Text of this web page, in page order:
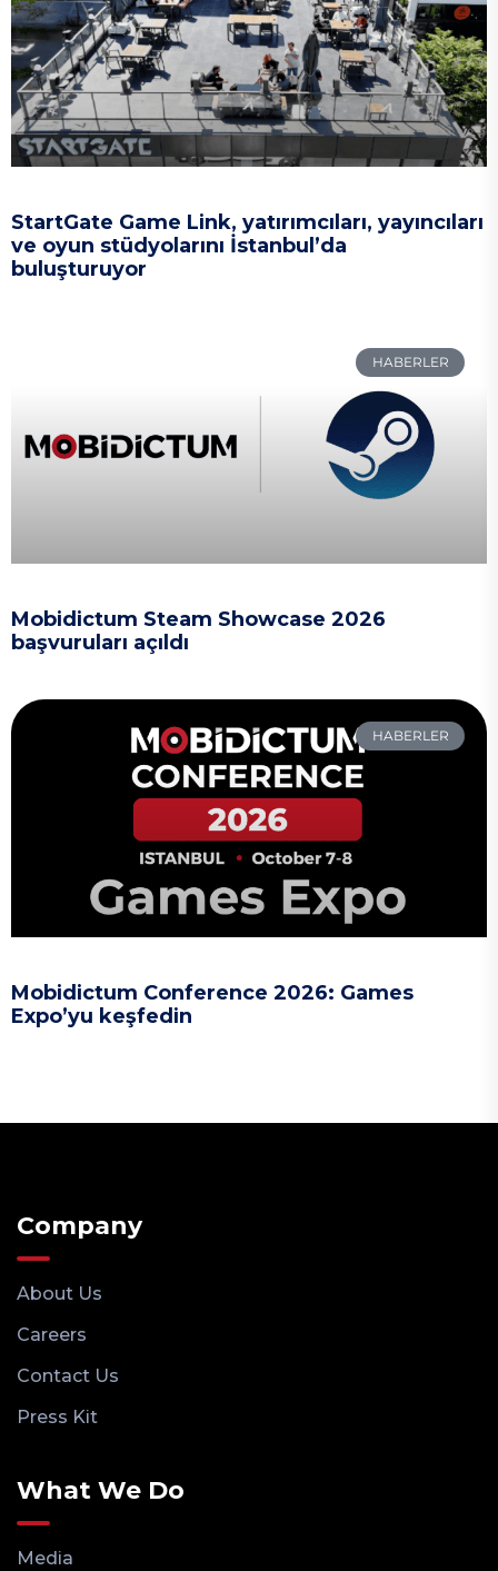
StartGate Game Link, yatırımcıları, yayıncıları
ve oyun stüdyolarını İstanbul’da
buluşturuyor
HABERLER
Mobidictum Steam Showcase 2026
başvuruları açıldı
HABERLER
Mobidictum Conference 2026: Games
Expo’yu keşfedin
Company
About Us
Careers
Contact Us
Press Kit
What We Do
Media